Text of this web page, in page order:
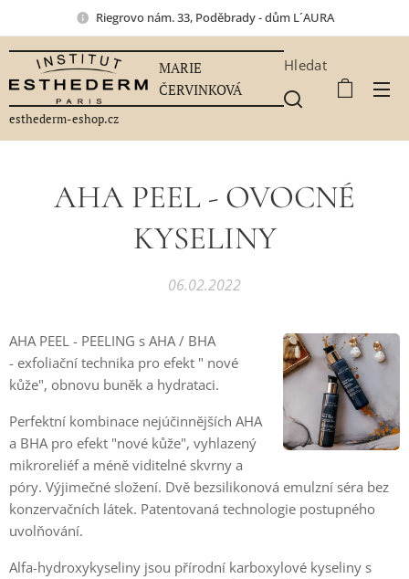
Riegrovo nám. 33, Poděbrady - dům L´AURA
MARIE
ČERVINKOVÁ
esthederm-eshop.cz
Hledat
AHA PEEL - OVOCNÉ
KYSELINY
06.02.2022
AHA PEEL - PEELING s AHA / BHA
- exfoliační technika pro efekt " nové
kůže", obnovu buněk a hydrataci.
Perfektní kombinace nejúčinnějších AHA
a BHA pro efekt "nové kůže", vyhlazený
mikroreliéf a méně viditelné skvrny a
póry. Výjimečné složení. Dvě bezsilikonová emulzní séra bez
konzervačních látek. Patentovaná technologie postupného
uvolňování.
Alfa-hydroxykyseliny jsou přírodní karboxylové kyseliny s